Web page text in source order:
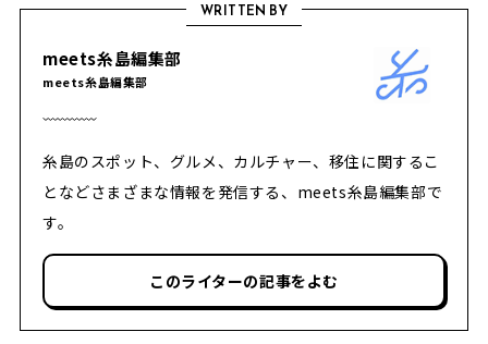
WRITTEN BY
meets糸島編集部
meets糸島編集部
糸島のスポット、グルメ、カルチャー、移住に関するこ
となどさまざまな情報を発信する、meets糸島編集部で
す。
このライターの記事をよむ